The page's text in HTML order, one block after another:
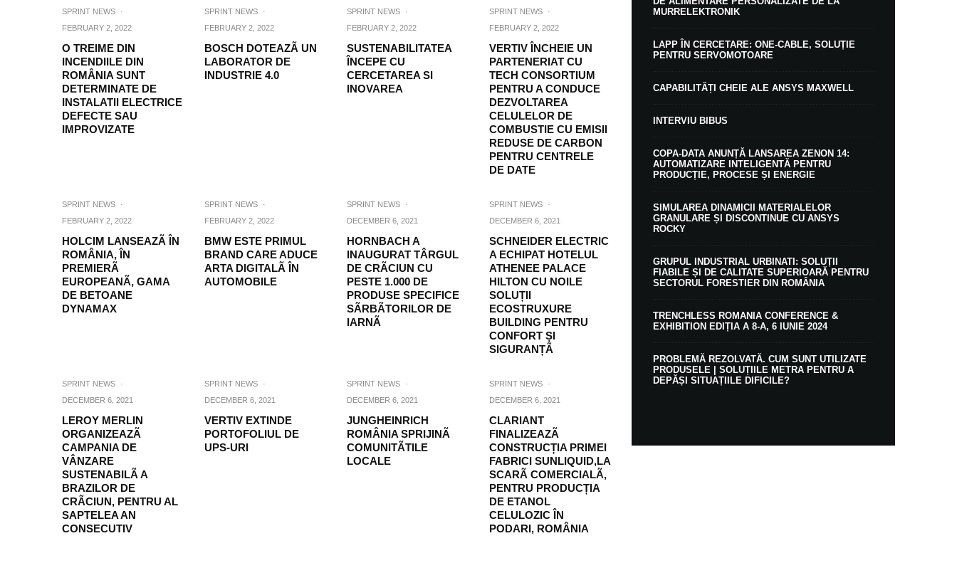
SPRINT NEWS
·
FEBRUARY 2, 2022
O TREIME DIN
INCENDIILE DIN
ROMÂNIA SUNT
DETERMINATE DE
INSTALATII ELECTRICE
DEFECTE SAU
IMPROVIZATE
SPRINT NEWS
·
FEBRUARY 2, 2022
BOSCH DOTEAZÃ UN
LABORATOR DE
INDUSTRIE 4.0
SPRINT NEWS
·
FEBRUARY 2, 2022
SUSTENABILITATEA
ÎNCEPE CU
CERCETAREA SI
INOVAREA
SPRINT NEWS
·
FEBRUARY 2, 2022
VERTIV ÎNCHEIE UN
PARTENERIAT CU
TECH CONSORTIUM
PENTRU A CONDUCE
DEZVOLTAREA
CELULELOR DE
COMBUSTIE CU EMISII
REDUSE DE CARBON
PENTRU CENTRELE
DE DATE
SPRINT NEWS
·
FEBRUARY 2, 2022
HOLCIM LANSEAZÃ ÎN
ROMÂNIA, ÎN
PREMIERÃ
EUROPEANÃ, GAMA
DE BETOANE
DYNAMAX
SPRINT NEWS
·
FEBRUARY 2, 2022
BMW ESTE PRIMUL
BRAND CARE ADUCE
ARTA DIGITALÃ ÎN
AUTOMOBILE
SPRINT NEWS
·
DECEMBER 6, 2021
HORNBACH A
INAUGURAT TÂRGUL
DE CRÃCIUN CU
PESTE 1.000 DE
PRODUSE SPECIFICE
SÃRBÃTORILOR DE
IARNÃ
SPRINT NEWS
·
DECEMBER 6, 2021
SCHNEIDER ELECTRIC
A ECHIPAT HOTELUL
ATHENEE PALACE
HILTON CU NOILE
SOLUȚII
ECOSTRUXURE
BUILDING PENTRU
CONFORT ȘI
SIGURANȚÃ
SPRINT NEWS
·
DECEMBER 6, 2021
LEROY MERLIN
ORGANIZEAZÃ
CAMPANIA DE
VÂNZARE
SUSTENABILÃ A
BRAZILOR DE
CRÃCIUN, PENTRU AL
SAPTELEA AN
CONSECUTIV
SPRINT NEWS
·
DECEMBER 6, 2021
VERTIV EXTINDE
PORTOFOLIUL DE
UPS-URI
SPRINT NEWS
·
DECEMBER 6, 2021
JUNGHEINRICH
ROMÂNIA SPRIJINÃ
COMUNITÃTILE
LOCALE
SPRINT NEWS
·
DECEMBER 6, 2021
CLARIANT
FINALIZEAZÃ
CONSTRUCȚIA PRIMEI
FABRICI SUNLIQUID,LA
SCARÃ COMERCIALÃ,
PENTRU PRODUCȚIA
DE ETANOL
CELULOZIC ÎN
PODARI, ROMÂNIA
MURRELEKTRONIK
LAPP ÎN CERCETARE: ONE-CABLE, SOLUȚIE
PENTRU SERVOMOTOARE
CAPABILITĂȚI CHEIE ALE ANSYS MAXWELL
INTERVIU BIBUS
COPA-DATA ANUNȚĂ LANSAREA ZENON 14:
AUTOMATIZARE INTELIGENTĂ PENTRU
PRODUCȚIE, PROCESE ȘI ENERGIE
SIMULAREA DINAMICII MATERIALELOR
GRANULARE ȘI DISCONTINUE CU ANSYS
ROCKY
GRUPUL INDUSTRIAL URBINATI: SOLUȚII
FIABILE ȘI DE CALITATE SUPERIOARĂ PENTRU
SECTORUL FORESTIER DIN ROMÂNIA
TRENCHLESS ROMANIA CONFERENCE &
EXHIBITION EDIȚIA A 8-A, 6 IUNIE 2024
PROBLEMĂ REZOLVATĂ. CUM SUNT UTILIZATE
PRODUSELE | SOLUȚIILE METRA PENTRU A
DEPĂȘI SITUAȚIILE DIFICILE?